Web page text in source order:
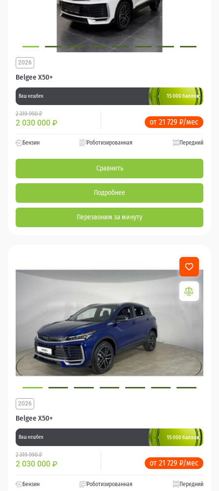
Belgee X50+
2026
Ваш кешбек 15 000 баллов
2 319 990 ₽
2 030 000 ₽ от 21 729 ₽/мес
Бензин Роботизированная Передний
Сравнить
Подробнее
Перезвоним за минуту
Belgee X50+
2026
Ваш кешбек 15 000 баллов
2 319 990 ₽
2 030 000 ₽ от 21 729 ₽/мес
Бензин Роботизированная Передний